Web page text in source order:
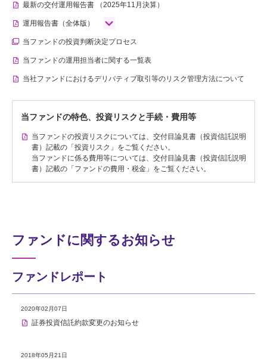
最新の交付運用報告書 （2025年11月決算）
運用報告書（全体版）
当ファンドの投資判断決定プロセス
当ファンドの運用担当者に関する一覧表
当社ファンドにおけるデリバティブ取引等のリスク管理方法について
当ファンドの特色、投資リスクと手続・費用等
当ファンドの投資リスクについては、交付目論見書（投資信託説明
書）記載の「投資リスク」をご覧ください。
当ファンドに係る費用等については、交付目論見書（投資信託説明
書）記載の「ファンドの費用・税金」をご覧ください。
ファンドに関するお知らせ
ファンドレポート
2020年02月07日
証券投資信託約款変更のお知らせ
2018年05月21日